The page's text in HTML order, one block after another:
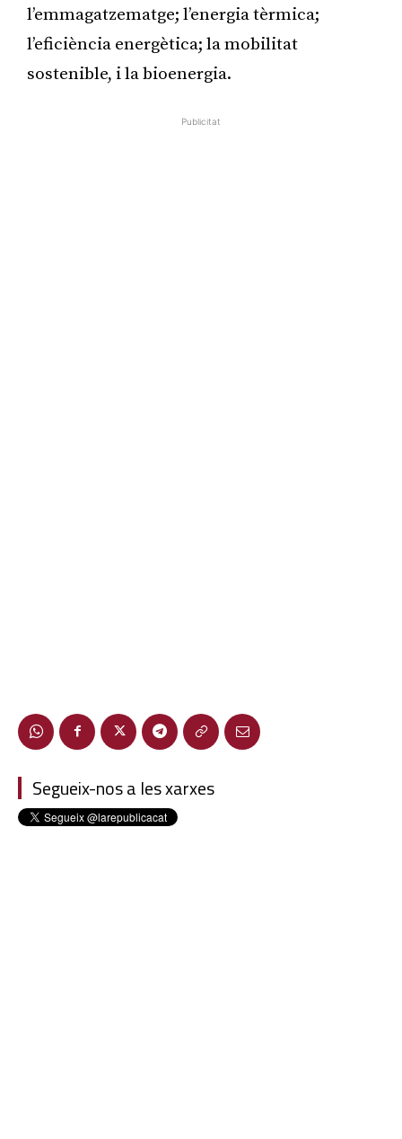
l’emmagatzematge; l’energia tèrmica;
l’eficiència energètica; la mobilitat
sostenible, i la bioenergia.
Publicitat
Segueix-nos a les xarxes